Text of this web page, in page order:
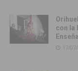
con la
17/